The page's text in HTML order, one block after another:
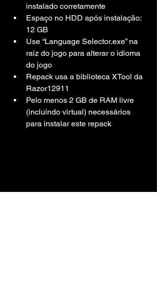
instalado corretamente
Espaço no HDD após instalação:
12 GB
Use “Language Selector.exe” na
raiz do jogo para alterar o idioma
do jogo
Repack usa a biblioteca XTool da
Razor12911
Pelo menos 2 GB de RAM livre
(incluindo virtual) necessários
para instalar este repack